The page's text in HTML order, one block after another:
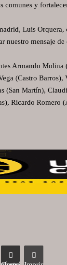
comunes y
Luis
nuestro mensaje
Armando
(Castro
(San Martín),
Ricardo Romero